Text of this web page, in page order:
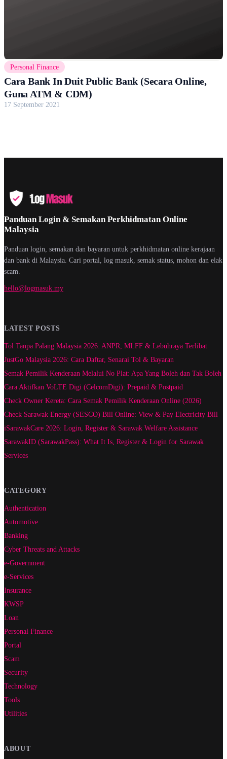
Personal Finance
Cara Bank In Duit Public Bank (Secara Online,
Guna ATM & CDM)
17 September 2021
Panduan Login & Semakan Perkhidmatan Online
Malaysia
Panduan login, semakan dan bayaran untuk perkhidmatan online kerajaan
dan bank di Malaysia. Cari portal, log masuk, semak status, mohon dan elak
scam.
hello@logmasuk.my
LATEST POSTS
Tol Tanpa Palang Malaysia 2026: ANPR, MLFF & Lebuhraya Terlibat
JustGo Malaysia 2026: Cara Daftar, Senarai Tol & Bayaran
Semak Pemilik Kenderaan Melalui No Plat: Apa Yang Boleh dan Tak Boleh
Cara Aktifkan VoLTE Digi (CelcomDigi): Prepaid & Postpaid
Check Owner Kereta: Cara Semak Pemilik Kenderaan Online (2026)
Check Sarawak Energy (SESCO) Bill Online: View & Pay Electricity Bill
iSarawakCare 2026: Login, Register & Sarawak Welfare Assistance
SarawakID (SarawakPass): What It Is, Register & Login for Sarawak
Services
CATEGORY
Authentication
Automotive
Banking
Cyber Threats and Attacks
e-Government
e-Services
Insurance
KWSP
Loan
Personal Finance
Portal
Scam
Security
Technology
Tools
Utilities
ABOUT